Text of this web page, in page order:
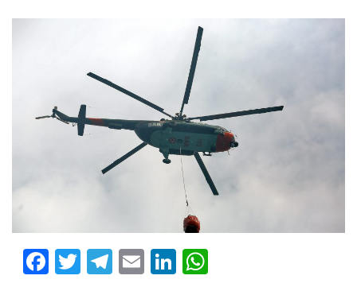
Facebook
Twitter
Telegram
EmailLinkedIn